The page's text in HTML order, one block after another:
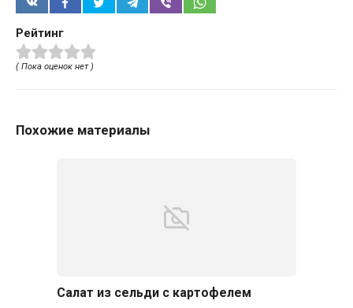
Рейтинг
( Пока оценок нет )
Похожие материалы
Салат из сельди с картофелем